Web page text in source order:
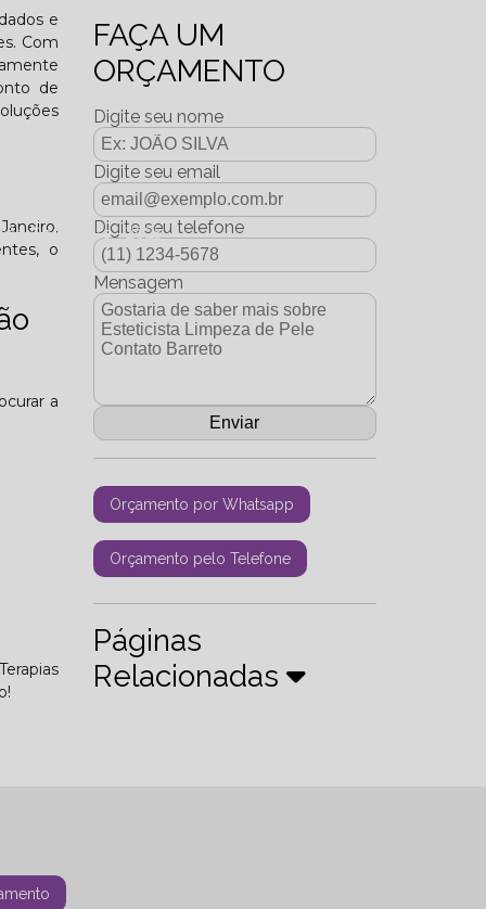
Dezembro - 2025
e
Com
de
o
a
FAÇA UM
ORÇAMENTO
Digite seu nome
Digite seu email
Digite seu telefone
Mensagem
Orçamento por Whatsapp
Orçamento pelo Telefone
Páginas
Relacionadas